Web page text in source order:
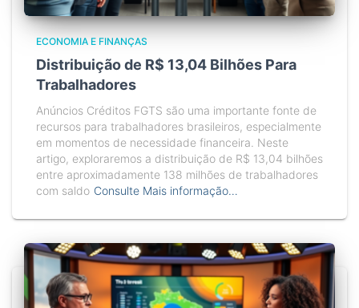
ECONOMIA E FINANÇAS
Distribuição de R$ 13,04 Bilhões Para
Trabalhadores
Anúncios Créditos FGTS são uma importante fonte de
recursos para trabalhadores brasileiros, especialmente
em momentos de necessidade financeira. Neste
artigo, exploraremos a distribuição de R$ 13,04 bilhões
entre aproximadamente 138 milhões de trabalhadores
com saldo Consulte Mais informação…